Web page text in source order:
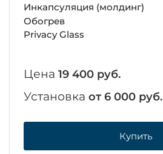
Инкапсуляция (молдинг)
Обогрев
Privacy Glass
Цена 19 400 руб.
Установка от 6 000 руб.
Купить